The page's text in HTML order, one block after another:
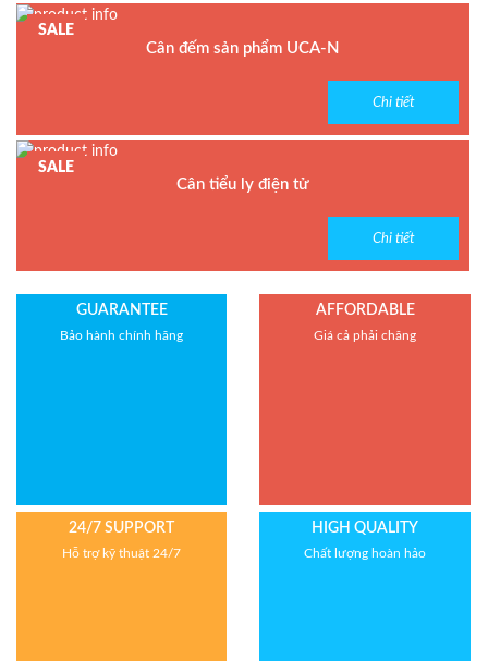
Bảo hành: 1.5 năm
SALE
Cân đếm sản phẩm UCA-N
Bảo hành: 1.5 năm
Chi tiết
SALE
Cân tiểu ly điện tử
Chi tiết
GUARANTEE
Bảo hành chính hãng
AFFORDABLE
Giá cả phải chăng
24/7 SUPPORT
Hỗ trợ kỹ thuật 24/7
HIGH QUALITY
Chất lượng hoàn hảo